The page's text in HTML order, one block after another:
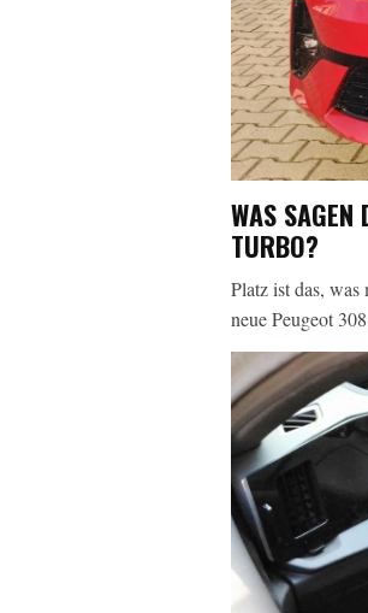
WAS
TURBO?
Platz ist das,
neue Peugeot